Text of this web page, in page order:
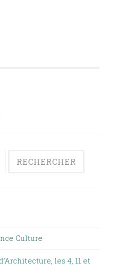
Culture
les 4, 11 et